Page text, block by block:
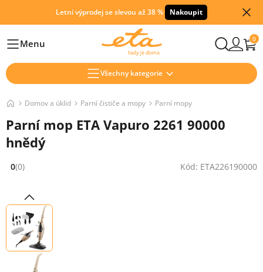
Letní výprodej se slevou až 38 % Nakoupit
HlavníMenu 0
Všechny kategorie
Domov a úklid Parní čističe a mopy Parní mopy
Parní mop ETA Vapuro 2261 90000
hnědý
Hodnocení: 0 z 5 (0 recenzí)
0(0) Kód: ETA226190000